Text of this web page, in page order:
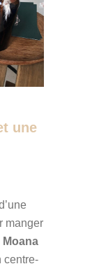
une
manger
Moana
centre-